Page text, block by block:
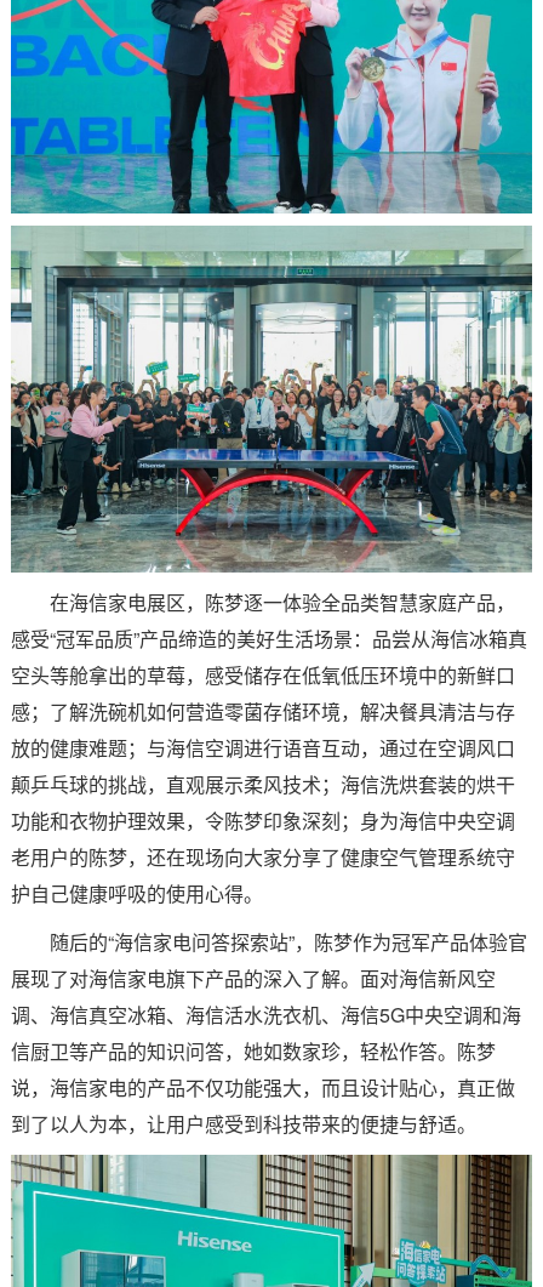
在海信家电展区，陈梦逐一体验全品类智慧家庭产品，
感受“冠军品质”产品缔造的美好生活场景：品尝从海信冰箱真
空头等舱拿出的草莓，感受储存在低氧低压环境中的新鲜口
感；了解洗碗机如何营造零菌存储环境，解决餐具清洁与存
放的健康难题；与海信空调进行语音互动，通过在空调风口
颠乒乓球的挑战，直观展示柔风技术；海信洗烘套装的烘干
功能和衣物护理效果，令陈梦印象深刻；身为海信中央空调
老用户的陈梦，还在现场向大家分享了健康空气管理系统守
护自己健康呼吸的使用心得。
随后的“海信家电问答探索站”，陈梦作为冠军产品体验官
展现了对海信家电旗下产品的深入了解。面对海信新风空
调、海信真空冰箱、海信活水洗衣机、海信5G中央空调和海
信厨卫等产品的知识问答，她如数家珍，轻松作答。陈梦
说，海信家电的产品不仅功能强大，而且设计贴心，真正做
到了以人为本，让用户感受到科技带来的便捷与舒适。